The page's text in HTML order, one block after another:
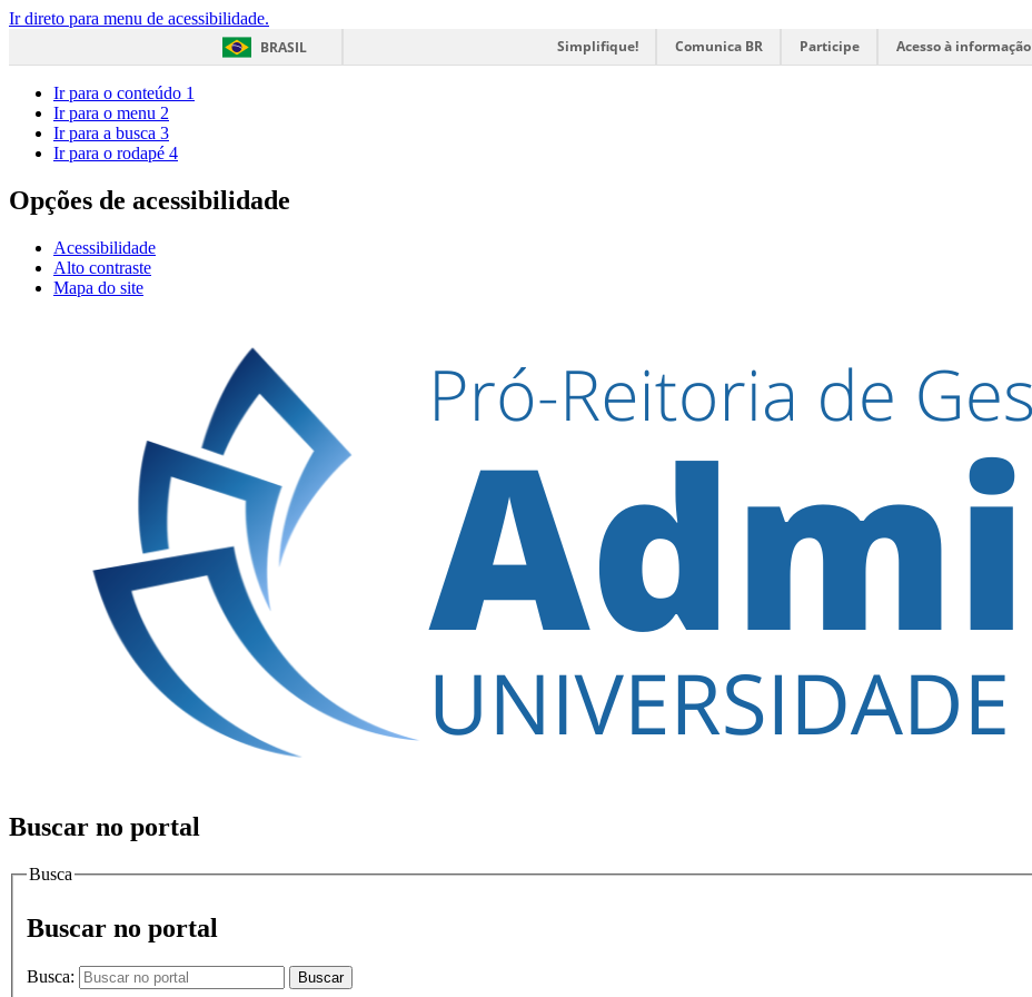
Ir direto para menu de acessibilidade.
BRASIL
Simplifique! Comunica BR Participe Acesso à informação
Ir para o conteúdo 1
Ir para o menu 2
Ir para a busca 3
Ir para o rodapé 4
Opções de acessibilidade
Acessibilidade
Alto contraste
Mapa do site
Buscar no portal
Busca
Buscar no portal
Busca: Buscar